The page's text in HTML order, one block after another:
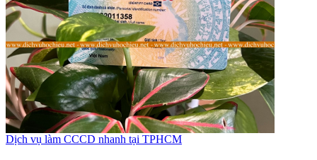
Dịch vụ làm CCCD nhanh tại TPHCM